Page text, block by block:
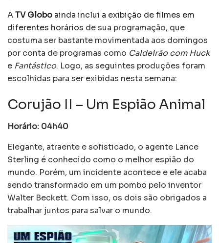
ATV Globo ainda inclui a exibição de filmes em
diferentes horários de sua programação, que
costuma ser bastante movimentada aos domingos
por conta de programas como Caldeirão com Huck
e Fantástico. Logo, as seguintes produções foram
escolhidas para ser exibidas nesta semana:
Corujão II – Um Espião Animal
Horário: 04h40
Elegante, atraente e sofisticado, o agente Lance
Sterling é conhecido como o melhor espião do
mundo. Porém, um incidente acontece e ele acaba
sendo transformado em um pombo pelo inventor
Walter Beckett. Com isso, os dois são obrigados a
trabalhar juntos para salvar o mundo.